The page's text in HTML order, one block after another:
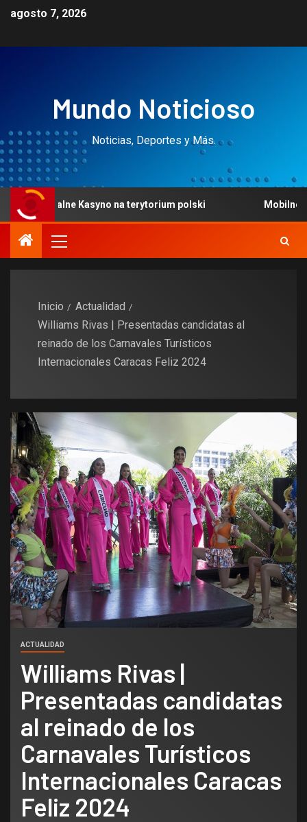
agosto 7, 2026
Mundo Noticioso
Noticias, Deportes y Más.
Kasyno na terytorium polski Mobilne kasyno
Inicio
Actualidad
Williams Rivas | Presentadas candidatas al
reinado de los Carnavales Turísticos
Internacionales Caracas Feliz 2024
ACTUALIDAD
Williams Rivas |
Presentadas candidatas
al reinado de los
Carnavales Turísticos
Internacionales Caracas
Feliz 2024